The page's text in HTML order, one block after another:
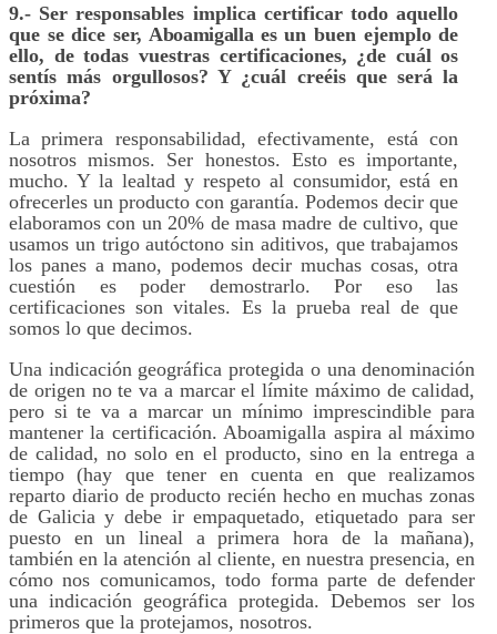
9.- Ser responsables implica certificar todo aquello
que se dice ser, Aboamigalla es un buen ejemplo de
ello, de todas vuestras certificaciones, ¿de cuál os
sentís más orgullosos? Y ¿cuál creéis que será la
próxima?
La primera responsabilidad, efectivamente, está con
nosotros mismos. Ser honestos. Esto es importante,
mucho. Y la lealtad y respeto al consumidor, está en
ofrecerles un producto con garantía. Podemos decir que
elaboramos con un 20% de masa madre de cultivo, que
usamos un trigo autóctono sin aditivos, que trabajamos
los panes a mano, podemos decir muchas cosas, otra
cuestión es poder demostrarlo. Por eso las
certificaciones son vitales. Es la prueba real de que
somos lo que decimos.
Una indicación geográfica protegida o una denominación
de origen no te va a marcar el límite máximo de calidad,
pero si te va a marcar unmínimo imprescindible para
mantener la certificación. Aboamigalla aspira al máximo
de calidad, no solo en el producto, sino en la entrega a
tiempo (hay que tener en cuenta en que realizamos
reparto diario de producto recién hecho en muchas zonas
de Galicia y debe ir empaquetado, etiquetado para ser
puesto en un lineal a primera hora de la mañana),
también en la atención al cliente, en nuestra presencia, en
cómo nos comunicamos, todo forma parte de defender
una indicación geográfica protegida. Debemos ser los
primeros que la protejamos, nosotros.